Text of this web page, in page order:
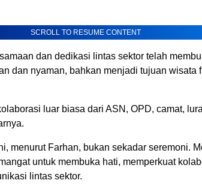
SCROLL TO RESUME CONTENT
dan dedikasi lintas sektor telah
dan nyaman, bahkan menjadi tujuan wisata
luar biasa dari ASN, OPD, camat,
menurut Farhan, bukan sekadar seremoni.
untuk membuka hati, memperkuat
lintas sektor.